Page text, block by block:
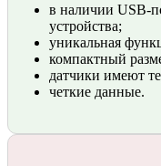
в наличии USB-
устройства;
уникальная
компактный
датчики имеют
четкие данные.